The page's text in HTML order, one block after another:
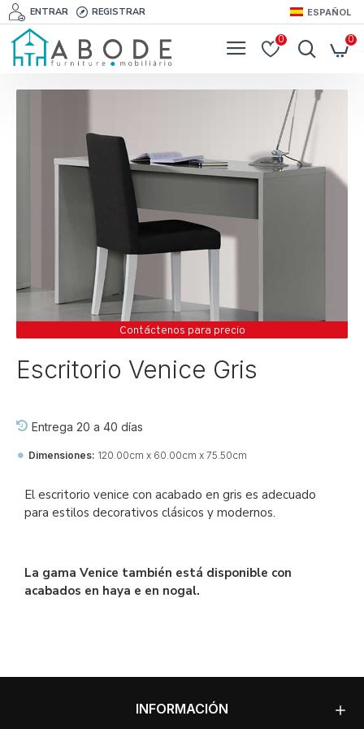
ENTRAR REGISTRAR ESPAÑOL
0 0
Contáctenos para precio
Escritorio Venice Gris
Entrega 20 a 40 días
Dimensiones: 120.00cm x 60.00cm x 75.50cm
El escritorio venice con acabado en gris es adecuado
para estilos decorativos clásicos y modernos.
La gama Venice también está disponible con
acabados en haya e en nogal.
INFORMACIÓN